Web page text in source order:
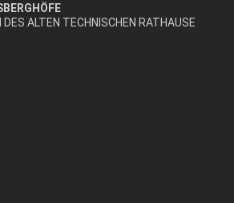
DES ALTEN TECHNISCHEN RATHAUSE